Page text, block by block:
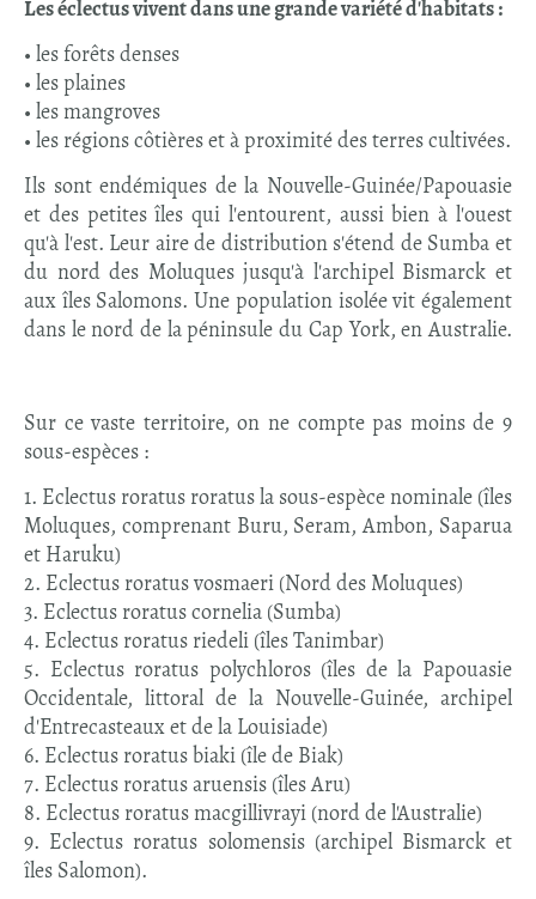
Les éclectus vivent dans une grande variété d'habitats :
• les forêts denses
• les plaines
• les mangroves
• les régions côtières et à proximité des terres cultivées.
Ils sont endémiques de la Nouvelle-Guinée/Papouasie
et des petites îles qui l'entourent, aussi bien à l'ouest
qu'à l'est. Leur aire de distribution s'étend de Sumba et
du nord des Moluques jusqu'à l'archipel Bismarck et
aux îles Salomons. Une population isolée vit également
dans le nord de la péninsule du Cap York, en Australie.
Sur ce vaste territoire, on ne compte pas moins de 9
sous-espèces :
1. Eclectus roratus roratus la sous-espèce nominale (îles
Moluques, comprenant Buru, Seram, Ambon, Saparua
et Haruku)
2. Eclectus roratus vosmaeri (Nord des Moluques)
3. Eclectus roratus cornelia (Sumba)
4. Eclectus roratus riedeli (îles Tanimbar)
5. Eclectus roratus polychloros (îles de la Papouasie
Occidentale, littoral de la Nouvelle-Guinée, archipel
d'Entrecasteaux et de la Louisiade)
6. Eclectus roratus biaki (île de Biak)
7. Eclectus roratus aruensis (îles Aru)
8. Eclectus roratus macgillivrayi (nord de l'Australie)
9. Eclectus roratus solomensis (archipel Bismarck et
îles Salomon).